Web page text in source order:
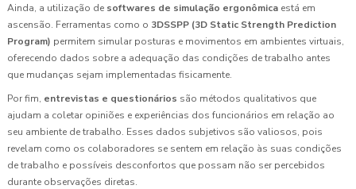
Ainda, a utilização de softwares de simulação ergonômica está em
ascensão. Ferramentas como o 3DSSPP (3D Static Strength Prediction
Program) permitem simular posturas e movimentos em ambientes virtuais,
oferecendo dados sobre a adequação das condições de trabalho antes
que mudanças sejam implementadas fisicamente.
Por fim, entrevistas e questionários são métodos qualitativos que
ajudam a coletar opiniões e experiências dos funcionários em relação ao
seu ambiente de trabalho. Esses dados subjetivos são valiosos, pois
revelam como os colaboradores se sentem em relação às suas condições
de trabalho e possíveis desconfortos que possam não ser percebidos
durante observações diretas.